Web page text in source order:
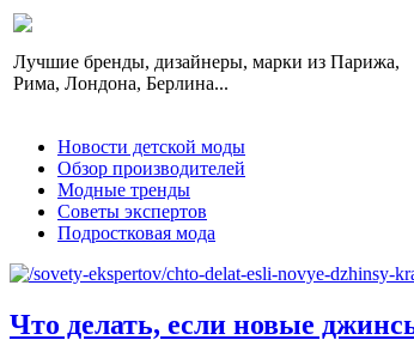
Лучшие бренды, дизайнеры, марки из Парижа,
Рима, Лондона, Берлина...
Новости детской моды
Обзор производителей
Модные тренды
Советы экспертов
Подростковая мода
Что делать, если новые